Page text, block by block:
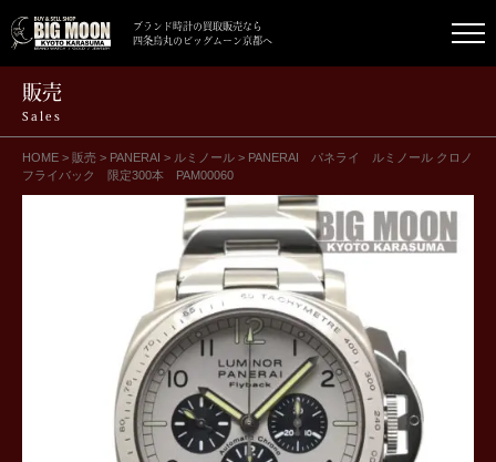
ブランド時計の買取販売なら
四条烏丸のビッグムーン京都へ
販売
Sales
HOME > 販売 > PANERAI > ルミノール > PANERAI パネライ ルミノール クロノ
フライバック 限定300本 PAM00060